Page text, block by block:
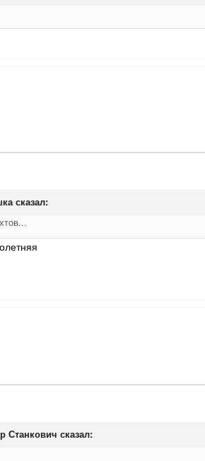
сказал:
Станкович сказал: